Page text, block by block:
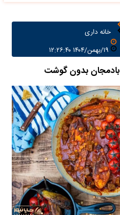
خانه داری
بادمجان بدون گوشت